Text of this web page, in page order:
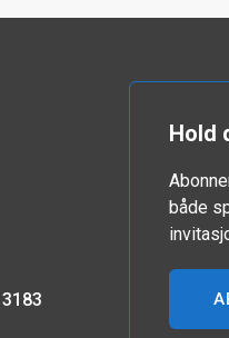
Hold
både